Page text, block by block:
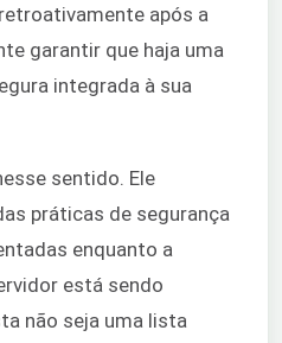
após a
garantir que haja uma
integrada à sua
sentido. Ele
práticas de segurança
enquanto a
está sendo
não seja uma lista